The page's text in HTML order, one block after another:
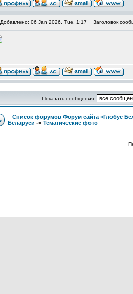
Добавлено: 06 Jan 2026, Tue, 1:17 Заголовок
Показать сообщения:
Список форумов Форум сайта «Глобус
Беларуси -> Тематические фото